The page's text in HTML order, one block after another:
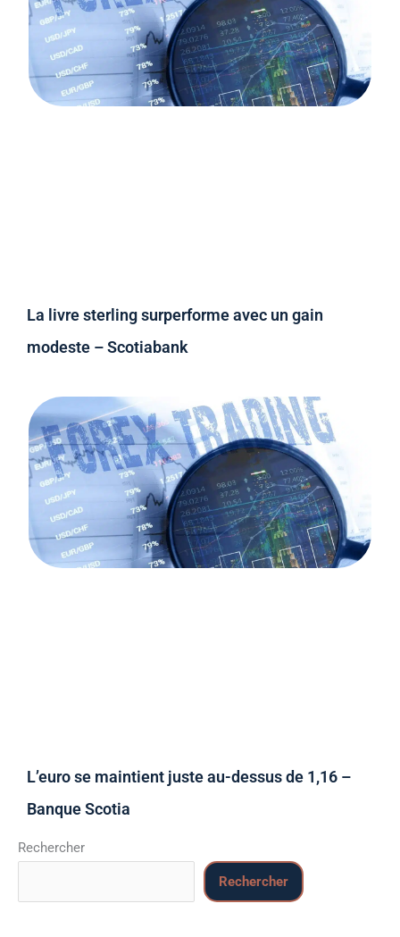
La livre sterling surperforme avec un gain
modeste – Scotiabank
L’euro se maintient juste au-dessus de 1,16 –
Banque Scotia
Rechercher
Rechercher